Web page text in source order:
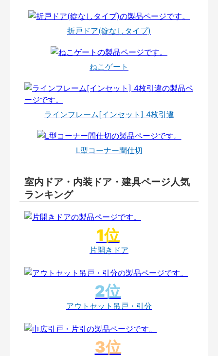
折戸ドア(錠なしタイプ)
ねこゲート
ラインフレーム[インセット] 4枚引違
L型コーナー間仕切
室内ドア・内装ドア・建具ページ人気
ランキング
片開きドア
アウトセット吊戸・引分